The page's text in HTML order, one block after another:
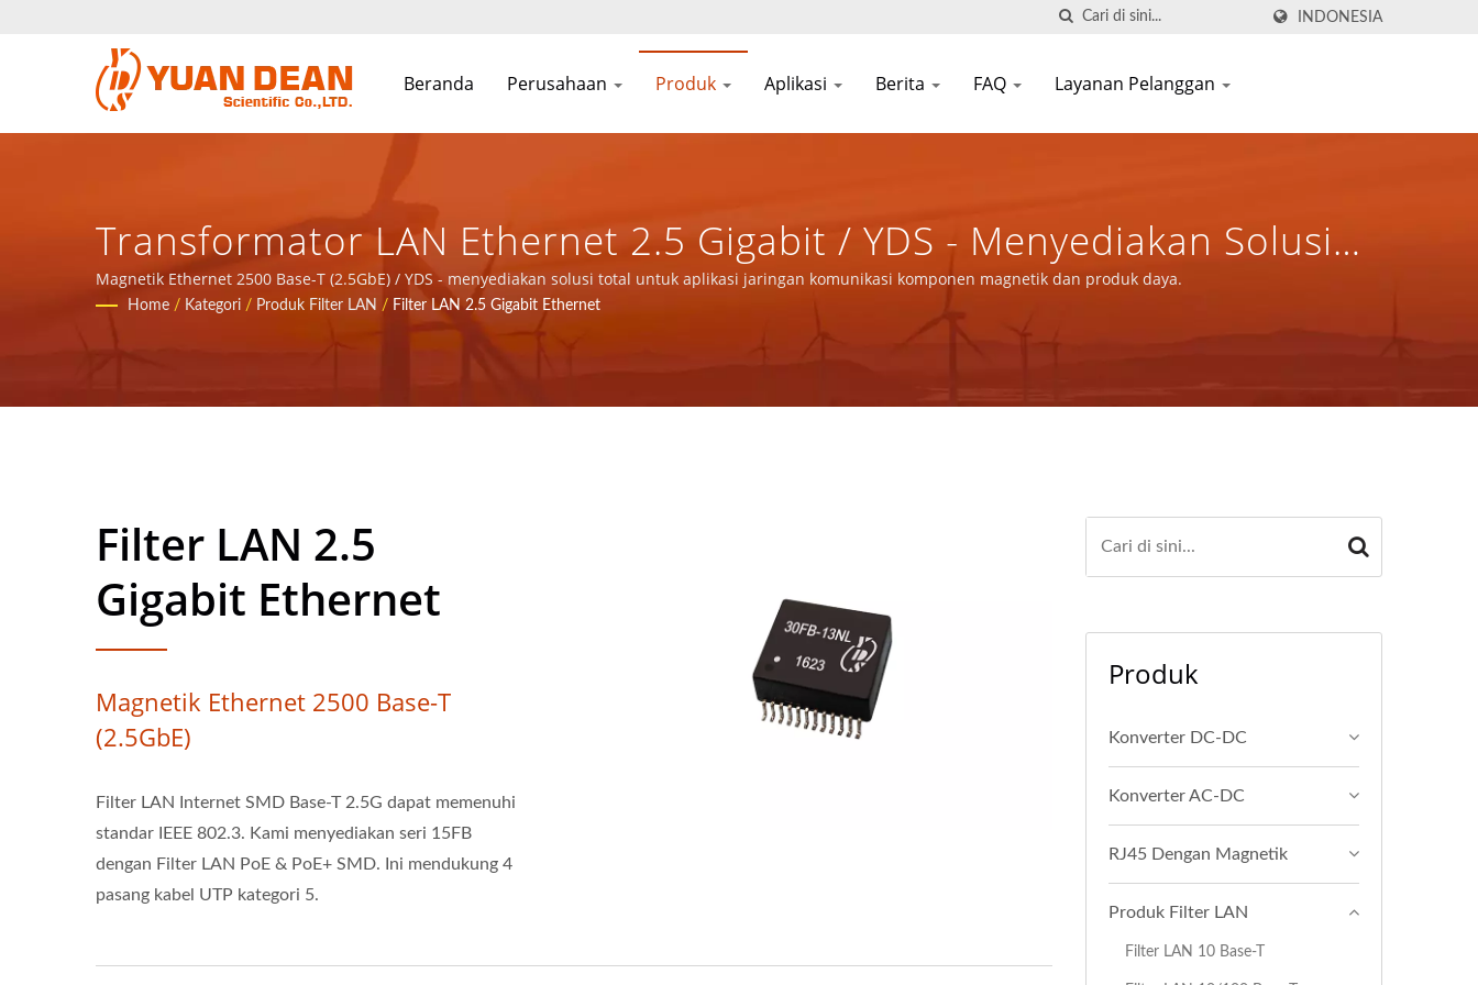
INDONESIA
Beranda Perusahaan Produk Aplikasi Berita FAQ Layanan Pelanggan
Transformator LAN Ethernet 2.5 Gigabit / YDS - Menyediakan Solusi
Total Untuk Aplikasi Jaringan Komunikasi Komponen Magnetik Dan
Produk Daya.
Magnetik Ethernet 2500 Base-T (2.5GbE) / YDS - menyediakan solusi total untuk aplikasi jaringan komunikasi komponen magnetik dan produk daya.
Home / Kategori / Produk Filter LAN / Filter LAN 2.5 Gigabit Ethernet
Filter LAN 2.5
Gigabit Ethernet
Magnetik Ethernet 2500 Base-T
(2.5GbE)
Filter LAN Internet SMD Base-T 2.5G dapat memenuhi
standar IEEE 802.3. Kami menyediakan seri 15FB
dengan Filter LAN PoE & PoE+ SMD. Ini mendukung 4
pasang kabel UTP kategori 5.
Produk
Konverter DC-DC
Konverter AC-DC
RJ45 Dengan Magnetik
Produk Filter LAN
Filter LAN 10 Base-T